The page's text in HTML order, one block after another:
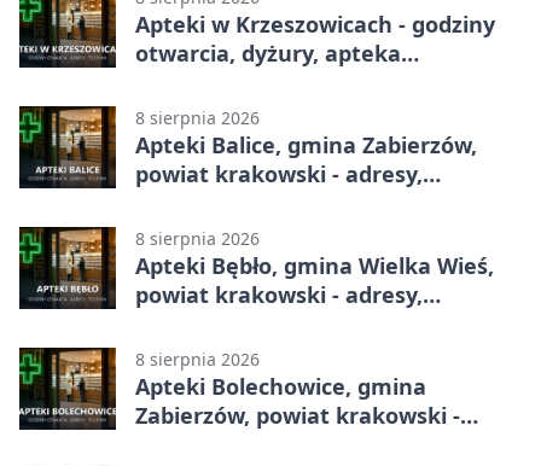
Apteki w Krzeszowicach - godziny
otwarcia, dyżury, apteka
8 sierpnia 2026
Apteki Balice, gmina Zabierzów,
powiat krakowski - adresy,
8 sierpnia 2026
Apteki Bębło, gmina Wielka Wieś,
powiat krakowski - adresy,
8 sierpnia 2026
Apteki Bolechowice, gmina
Zabierzów, powiat krakowski -